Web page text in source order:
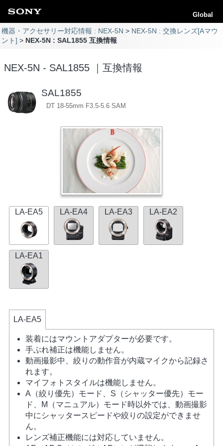
Global
機器・アクセサリー対応情報 : NEX-5N
NEX-5N : 交換レンズ[Aマウ
ント]
NEX-5N : SAL1855 互換情報
NEX-5N - SAL1855 ｜互換情報
SAL1855
DT 18-55mm F3.5-5.6 SAM
LA-EA5 LA-EA4 LA-EA3 LA-EA2
LA-EA1
LA-EA5
装着にはマウントアダプターが必要です。
手ぶれ補正は機能しません。
動画撮影中、絞りの動作音が内蔵マイクから記録さ
れます。
マイフォトスタイルは機能しません。
A（絞り優先）モード、S（シャッター優先）モー
ド、M（マニュアル）モード時以外では、動画撮影
中にシャッタースピードや絞りの設定ができませ
ん。
レンズ補正機能には対応していません。